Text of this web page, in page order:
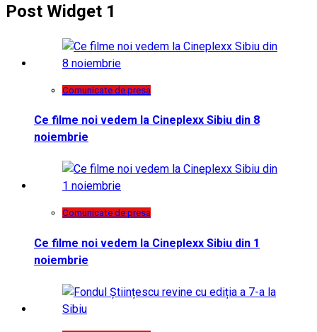
Post Widget 1
Comunicate de presa
Ce filme noi vedem la Cineplexx Sibiu din 8
noiembrie
Comunicate de presa
Ce filme noi vedem la Cineplexx Sibiu din 1
noiembrie